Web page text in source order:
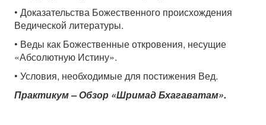
• Доказательства Божественного происхождения
Ведической литературы.
• Веды как Божественные откровения, несущие
«Абсолютную Истину».
• Условия, необходимые для постижения Вед.
Практикум – Обзор «Шримад Бхагаватам».